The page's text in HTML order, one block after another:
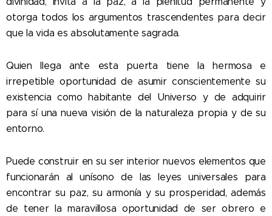
otorga todos los argumentos trascendentes para decir
que la vida es absolutamente sagrada.
Quien llega ante esta puerta tiene la hermosa e
irrepetible oportunidad de asumir conscientemente su
existencia como habitante del Universo y de adquirir
para sí una nueva visión de la naturaleza propia y de su
entorno.
Puede construir en su ser interior nuevos elementos que
funcionarán al unísono de las leyes universales para
encontrar su paz, su armonía y su prosperidad, además
de tener la maravillosa oportunidad de ser obrero e